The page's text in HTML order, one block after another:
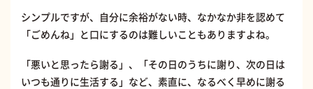
シンプルですが、自分に余裕がない時、なかなか非を認めて
「ごめんね」と口にするのは難しいこともありますよね。
「悪いと思ったら謝る」、「その日のうちに謝り、次の日は
いつも通りに生活する」など、素直に、なるべく早めに謝る